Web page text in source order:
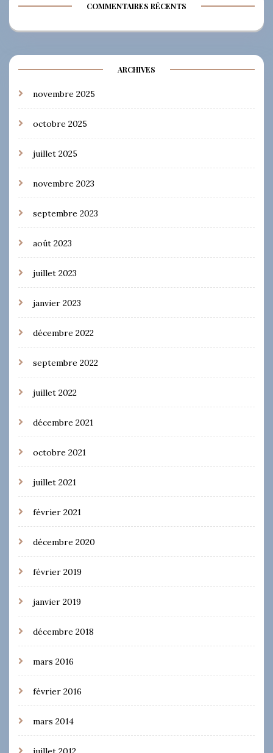
COMMENTAIRES RÉCENTS
ARCHIVES
novembre 2025
octobre 2025
juillet 2025
novembre 2023
septembre 2023
août 2023
juillet 2023
janvier 2023
décembre 2022
septembre 2022
juillet 2022
décembre 2021
octobre 2021
juillet 2021
février 2021
décembre 2020
février 2019
janvier 2019
décembre 2018
mars 2016
février 2016
mars 2014